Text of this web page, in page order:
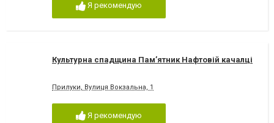
Я рекомендую
Культурна спадщина Пам’ятник Нафтовій качалці
Прилуки, Вулиця Вокзальна, 1
Я рекомендую